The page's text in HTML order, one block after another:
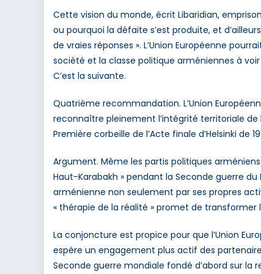
Cette vision du monde, écrit Libaridian,
ou pourquoi la défaite s’est produite, et
de vraies réponses ». L’Union Européenne
société et la classe politique arméniennes à
C’est la suivante.
Quatrième recommandation. L’Union
reconnaître pleinement l’intégrité territoriale
Première corbeille de l’Acte finale d’Helsinki de
Argument. Même les partis politiques
Haut-Karabakh » pendant la Seconde guerre
arménienne non seulement par ses propres
« thérapie de la réalité » promet de
La conjoncture est propice pour que l’Union
espère un engagement plus actif des
Seconde guerre mondiale fondé d’abord sur